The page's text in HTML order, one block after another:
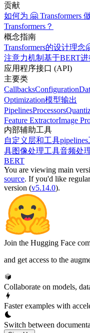
贡献
如何为 🤗 Transformers
Transformers？
概念指南
Transformers的设计理念
注意力机制 基于BERT
应用程序接口 (API)
主要类
CallbacksConfiguration
Optimization模型输出
PipelinesProcessors
Feature ExtractorImage
内部辅助工具
自定义层和工具
具图像处理工具音频处
BERT
You are viewing main
source. If you'd like
version (v5.14.0).
Join the Hugging Face
and get access to the
Collaborate on models,
Faster examples with
Switch between